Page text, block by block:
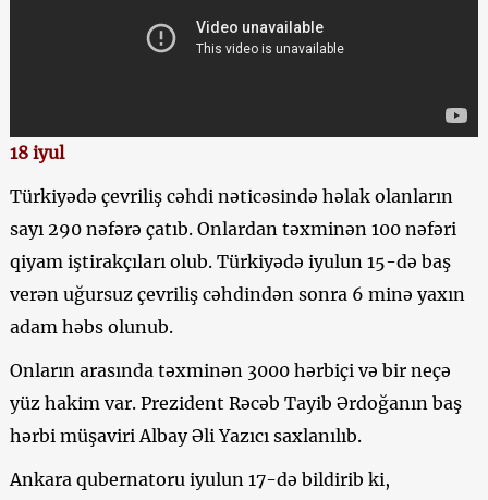
18 iyul
Türkiyədə çevriliş cəhdi nəticəsində həlak olanların
sayı 290 nəfərə çatıb. Onlardan təxminən 100 nəfəri
qiyam iştirakçıları olub. Türkiyədə iyulun 15-də baş
verən uğursuz çevriliş cəhdindən sonra 6 minə yaxın
adam həbs olunub.
Onların arasında təxminən 3000 hərbiçi və bir neçə
yüz hakim var. Prezident Rəcəb Tayib Ərdoğanın baş
hərbi müşaviri Albay Əli Yazıcı saxlanılıb.
Ankara qubernatoru iyulun 17-də bildirib ki,